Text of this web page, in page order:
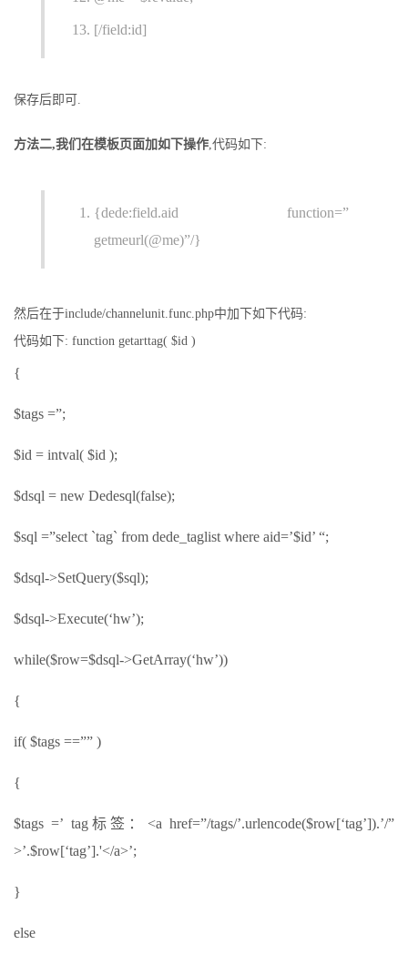
[/field:id]
保存后即可.
方法二,我们在模板页面加如下操作,代码如下:
{dede:field.aid function=”
getmeurl(@me)”/}
然后在于include/channelunit.func.php中加下如下代码:
代码如下: function getarttag( $id )
{
$tags =”;
$id = intval( $id );
$dsql = new Dedesql(false);
$sql =”select `tag` from dede_taglist where aid=’$id’ “;
$dsql->SetQuery($sql);
$dsql->Execute(‘hw’);
while($row=$dsql->GetArray(‘hw’))
{
if( $tags ==”” )
{
$tags =’ tag标签：<a href=”/tags/’.urlencode($row[‘tag’]).’/”
>’.$row[‘tag’].'</a>’;
}
else